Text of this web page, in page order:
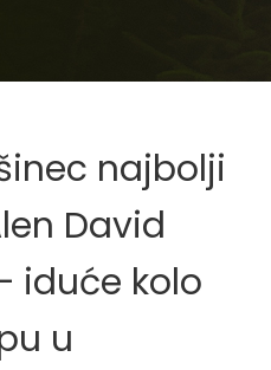
najbolji
David
iduće kolo
u